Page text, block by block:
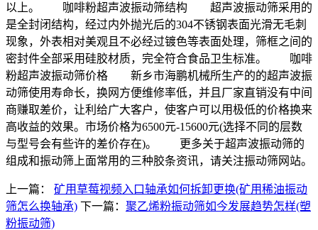
以上。 咖啡粉超声波振动筛结构 超声波振动筛采用的
是全封闭结构，经过内外抛光后的304不锈钢表面光滑无毛刺
现象，外表相对美观且不必经过镀色等表面处理，筛框之间的
密封件全部采用硅胶材质，完全符合食品卫生标准。 咖啡
粉超声波振动筛价格 新乡市海鹏机械所生产的的超声波振
动筛使用寿命长，换网方便维修率低，并且厂家直销没有中间
商赚取差价，让利给广大客户，使客户可以用极低的价格换来
高收益的效果。市场价格为6500元-15600元(选择不同的层数
与型号会有些许的差价存在)。 更多关于超声波振动筛的
组成和振动筛上面常用的三种胶条资讯，请关注振动筛网站。
上一篇： 矿用草莓视频入口轴承如何拆卸更换(矿用稀油振动
筛怎么换轴承) 下一篇： 聚乙烯粉振动筛如今发展趋势怎样(塑
粉振动筛)